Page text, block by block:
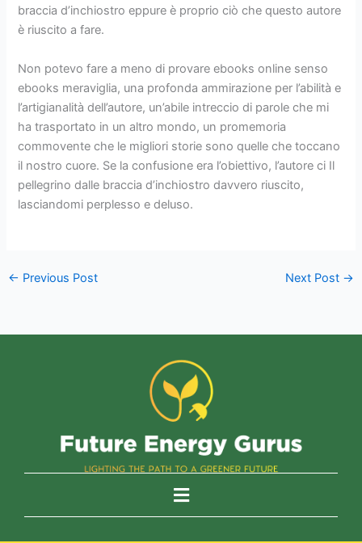
braccia d’inchiostro eppure è proprio ciò che questo autore
è riuscito a fare.
Non potevo fare a meno di provare ebooks online senso
ebooks meraviglia, una profonda ammirazione per l’abilità e
l’artigianalità dell’autore, un’abile intreccio di parole che mi
ha trasportato in un altro mondo, un promemoria
commovente che le migliori storie sono quelle che toccano
il nostro cuore. Se la confusione era l’obiettivo, l’autore ci Il
pellegrino dalle braccia d’inchiostro davvero riuscito,
lasciandomi perplesso e deluso.
← Previous Post Next Post →